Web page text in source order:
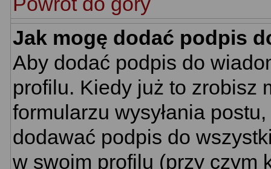
Jak mogę dodać podpis
Aby dodać podpis do
profilu. Kiedy już to zrobisz
formularzu wysyłania
dodawać podpis do
w swoim profilu (przy czym